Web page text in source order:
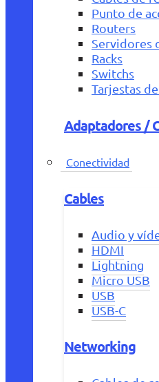
Punto de
Routers
Servidores
Racks
Switchs
Tarjestas
Adaptadores /
Conectividad
Cables
Audio y
HDMI
Lightning
Micro USB
USB
USB-C
Networking